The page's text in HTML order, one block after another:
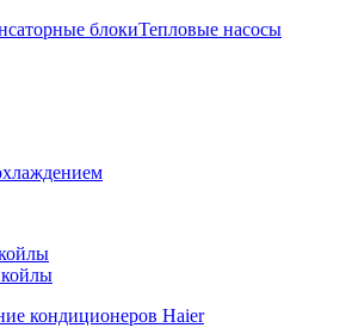
блокиТепловые насосы
кондиционеров Haier